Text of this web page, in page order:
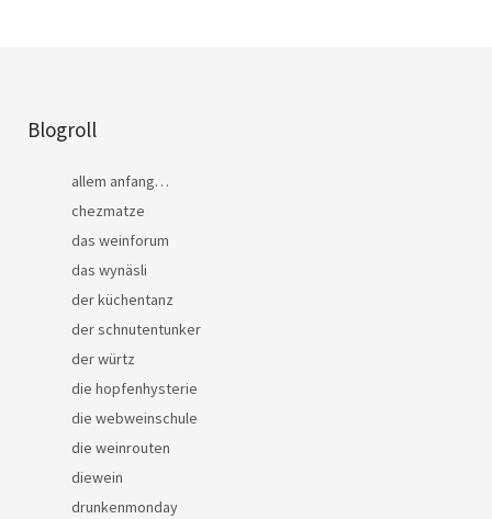
Blogroll
allem anfang…
chezmatze
das weinforum
das wynäsli
der küchentanz
der schnutentunker
der würtz
die hopfenhysterie
die webweinschule
die weinrouten
diewein
drunkenmonday